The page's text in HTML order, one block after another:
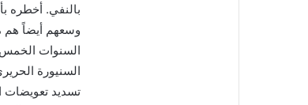
بالنفي. أخطره
وسعهم أيضاً هم
السنوات الخمس
السنيورة